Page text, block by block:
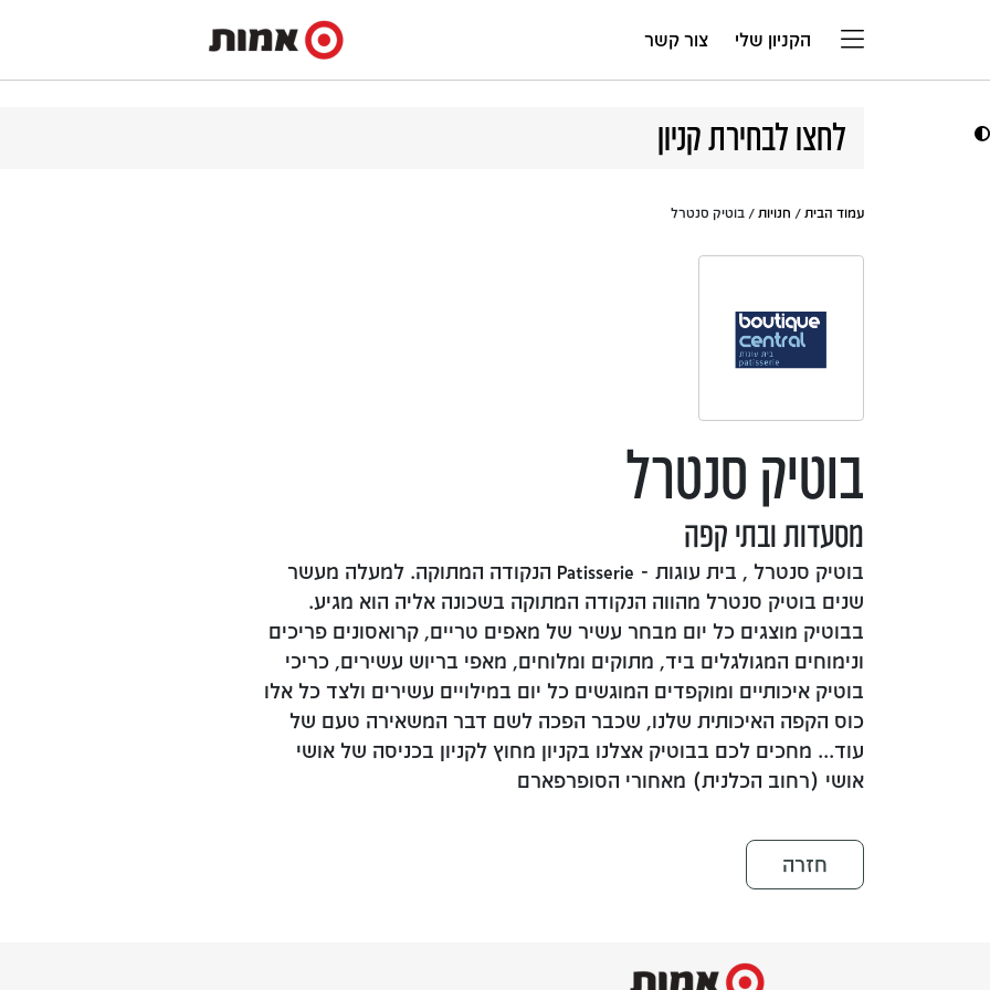
הקניון שלי צור קשר
לחצו לבחירת קניון
עמוד הבית / חנויות / בוטיק סנטרל
בוטיק סנטרל
מסעדות ובתי קפה
בוטיק סנטרל , בית עוגות - Patisserie הנקודה המתוקה. למעלה מעשר
שנים בוטיק סנטרל מהווה הנקודה המתוקה בשכונה אליה הוא מגיע.
בבוטיק מוצגים כל יום מבחר עשיר של מאפים טריים, קרואסונים פריכים
ונימוחים המגולגלים ביד, מתוקים ומלוחים, מאפי בריוש עשירים, כריכי
בוטיק איכותיים ומוקפדים המוגשים כל יום במילויים עשירים ולצד כל אלו
כוס הקפה האיכותית שלנו, שכבר הפכה לשם דבר המשאירה טעם של
עוד... מחכים לכם בבוטיק אצלנו בקניון מחוץ לקניון בכניסה של אושי
אושי (רחוב הכלנית) מאחורי הסופרפארם
חזרה